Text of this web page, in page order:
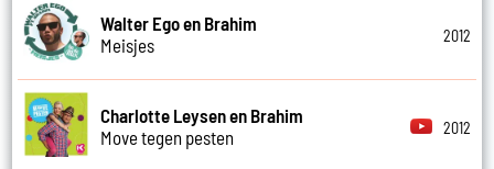
Walter Ego en Brahim
Meisjes
2012
Charlotte Leysen en Brahim
Move tegen pesten
2012